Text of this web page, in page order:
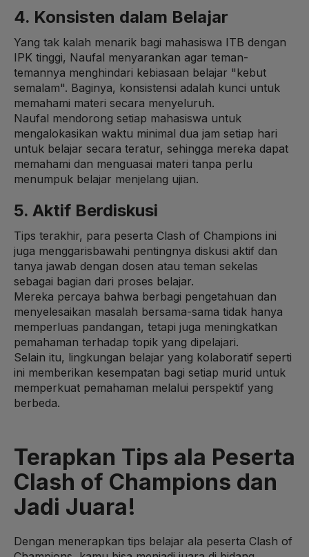
4. Konsisten dalam Belajar
Yang tak kalah menarik bagi mahasiswa ITB dengan
IPK tinggi, Naufal menyarankan agar teman-
temannya menghindari kebiasaan belajar "kebut
semalam". Baginya, konsistensi adalah kunci untuk
memahami materi secara menyeluruh.
Naufal mendorong setiap mahasiswa untuk
mengalokasikan waktu minimal dua jam setiap hari
untuk belajar secara teratur, sehingga mereka dapat
memahami dan menguasai materi tanpa perlu
menumpuk belajar menjelang ujian.
5. Aktif Berdiskusi
Tips terakhir, para peserta Clash of Champions ini
juga menggarisbawahi pentingnya diskusi aktif dan
tanya jawab dengan dosen atau teman sekelas
sebagai bagian dari proses belajar.
Mereka percaya bahwa berbagi pengetahuan dan
menyelesaikan masalah bersama-sama tidak hanya
memperluas pandangan, tetapi juga meningkatkan
pemahaman terhadap topik yang dipelajari.
Selain itu, lingkungan belajar yang kolaboratif seperti
ini memberikan kesempatan bagi setiap murid untuk
memperkuat pemahaman melalui perspektif yang
berbeda.
Terapkan Tips ala Peserta
Clash of Champions dan
Jadi Juara!
Dengan menerapkan tips belajar ala peserta Clash of